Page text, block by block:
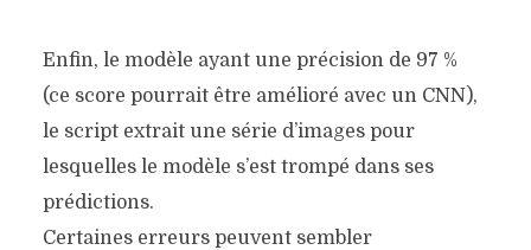
Enfin, le modèle ayant une précision de 97 %
(ce score pourrait être amélioré avec un CNN),
le script extrait une série d’images pour
lesquelles le modèle s’est trompé dans ses
prédictions.
Certaines erreurs peuvent sembler